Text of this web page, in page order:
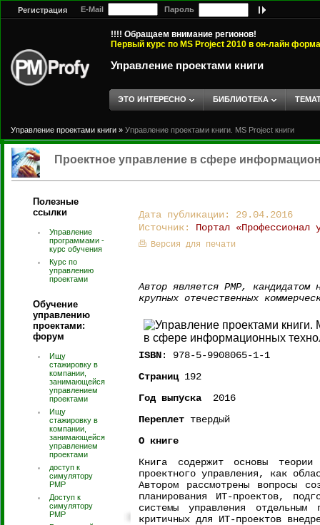
Регистрация E-Mail Пароль
!!!! Обращаем внимание регионов!
Первый курс по MS Project 2010 в он-лайн
Управление проектами книги
ЭТО ИНТЕРЕСНО БИБЛИОТЕКА
Управление проектами книги » Управление проектами книги. MS Project книги
Проектное управление в сфере
Полезные
ссылки
Управление
программами -
курс обучения
Курс по
управлению
проектами
Обучение
управлению
проектами:
форум
Ищу
стажировку в
компании,
занимающейся
управлением
проектами
Ищу
стажировку в
компании,
занимающейся
управлением
проектами
доступ к
симулятору
PMP
Доступ к
симулятору
РМР
Дата публикации: 29.04.2016
Источник: Портал «Профессионал
Версия для печати
Автор является PMP,
крупных отечественных
ISBN: 978-5-9908065-1-1
Страниц192
Год выпуска 2016
Переплет твердый
О книге
Книга содержит основы
проектного управления, как
Автором рассмотрены вопросы
планирования ИТ-проектов,
системы управления отдельным
критичных для ИТ-проектов